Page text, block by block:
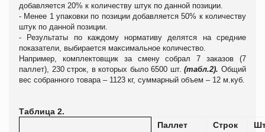
добавляется 20% к количеству штук по данной позиции.
- Менее 1 упаковки по позиции добавляется 50% к количеству
штук по данной позиции.
-
Результаты по каждому нормативу делятся на средние
показатели, выбирается максимальное количество.
Например, комплектовщик за смену собрал 7 заказов (7
паллет), 230 строк, в которых было 6500 шт.(табл.2).Общий
вес собранного товара – 1123 кг, суммарный объем – 12 м.куб.
Таблица 2.
Паллет
Строк